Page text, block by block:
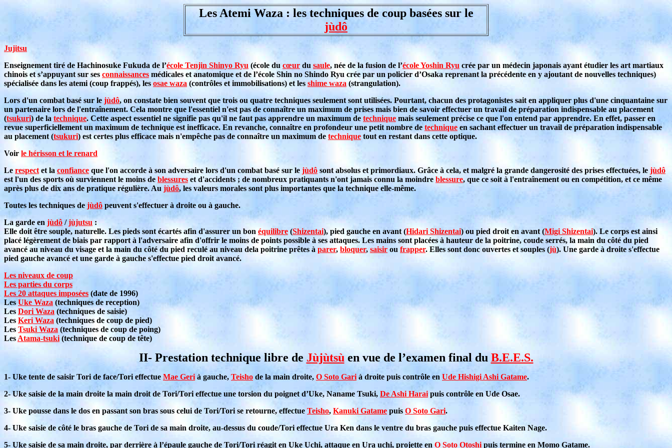
Les Atemi Waza : les techniques de coup basées sur le
jùdô
Jujitsu
Enseignement tiré de Hachinosuke Fukuda de l’école Tenjin Shinyo Ryu (école du cœur du saule, née de la fusion de l’école Yoshin Ryu crée par un médecin japonais ayant étudier les art martiaux
chinois et s’appuyant sur ses connaissances médicales et anatomique et de l’école Shin no Shindo Ryu crée par un policier d’Osaka reprenant la précédente en y ajoutant de nouvelles techniques)
spécialisée dans les atemi (coup frappés), les osae waza (contrôles et immobilisations) et les shime waza (strangulation).
Lors d'un combat basé sur le jùdô, on constate bien souvent que trois ou quatre techniques seulement sont utilisées. Pourtant, chacun des protagonistes sait en appliquer plus d'une cinquantaine sur
un partenaire lors de l'entraînement. Cela montre que l'essentiel n'est pas de connaître un maximum de prises mais bien de savoir effectuer un travail de préparation indispensable au placement
(tsukuri) de la technique. Cette aspect essentiel ne signifie pas qu'il ne faut pas apprendre un maximum de technique mais seulement précise ce que l'on entend par apprendre. En effet, passer en
revue superficiellement un maximum de technique est inefficace. En revanche, connaître en profondeur une petit nombre detechnique en sachant effectuer un travail de préparation indispensable
au placement (tsukuri) est certes plus efficace mais n'empêche pas de connaître un maximum de technique tout en restant dans cette optique.
Voir le hérisson et le renard
Le respect et la confiance que l'on accorde à son adversaire lors d'un combat basé sur le jùdô sont absolus et primordiaux. Grâce à cela, et malgré la grande dangerosité des prises effectuées, le jùdô
est l'un des sports où surviennent le moins de blessures et d'accidents ; de nombreux pratiquants n'ont jamais connu la moindre blessure, que ce soit à l'entraînement ou en compétition, et ce même
après plus de dix ans de pratique régulière. Au jùdô, les valeurs morales sont plus importantes que la technique elle-même.
Toutes les techniques de jùdô peuvent s'effectuer à droite ou à gauche.
La garde en jùdô /jùjutsu:
Elle doit être souple, naturelle. Les pieds sont écartés afin d'assurer un bon équilibre (Shizentai), pied gauche en avant (Hidari Shizentai) ou pied droit en avant (Migi Shizentai). Le corps est ainsi
placé légèrement de biais par rapport à l'adversaire afin d'offrir le moins de points possible à ses attaques. Les mains sont placées à hauteur de la poitrine, coude serrés, la main du côté du pied
avancé au niveau du visage et la main du côté du pied reculé au niveau dela poitrine prêtes à parer, bloquer, saisir ou frapper. Elles sont donc ouvertes et souples (jù). Une garde à droite s'effectue
pied gauche avancé et une garde à gauche s'effectue pied droit avancé.
Les niveaux de coup
Les parties du corps
Les 20 attaques imposées (date de 1996)
LesUke Waza (techniques de reception)
Les Dori Waza (techniques de saisie)
Les Keri Waza (techniques de coup de pied)
Les Tsuki Waza (techniques de coup de poing)
Les Atama-tsuki (technique de coup de tête)
II- Prestation technique libre de Jùjùtsù en vue de l’examen final du B.E.E.S.
1- Uke tente de saisir Tori de face/Tori effectue Mae Geri à gauche, Teisho de la main droite, O Soto Gari à droite puis contrôle en Ude Hishigi Ashi Gatame.
2- Uke saisie de la main droite la main droit de Tori/Tori effectue une torsion du poignet d’Uke, Naname Tsuki, De Ashi Harai puis contrôle en Ude Osae.
3- Uke pousse dans le dos en passant son bras sous celui de Tori/Tori se retourne, effectue Teisho, Kanuki Gatame puis O Soto Gari.
4- Uke saisie de côté le bras gauche de Tori de sa main droite, au-dessus du coude/Tori effectue Ura Ken dans le ventre du bras gauche puis effectue Kaiten Nage.
5- Uke saisie de sa main droite, par derrière à l’épaule gauche de Tori/Tori réagit en Uke Uchi, attaque en Ura uchi, projette en O Soto Otoshi puis termine en Momo Gatame.